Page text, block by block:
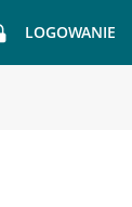
LOGOWANIE